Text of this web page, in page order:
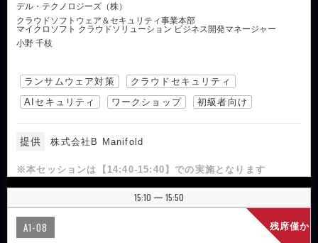
デル・テクノロジーズ（株）
クラウドソフトウェア＆セキュリティ事業本部
マイクロソフト クラウドソリューション ビジネス開発マネージャー
小野 千枝
ランサムウェア対策
クラウドセキュリティ
AIセキュリティ
ワークショップ 初級者向け
提供 株式会社B Manifold
※本セッションは【14:40-15:40】での実施となります
15:10 | 15:50
残席僅か
A1-08